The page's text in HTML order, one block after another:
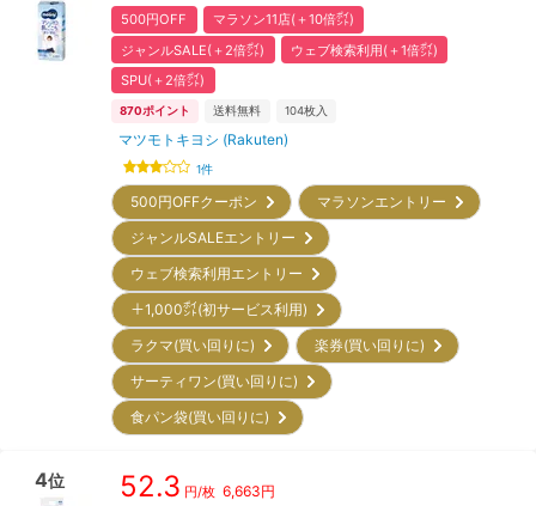
500円OFF
マラソン11店(＋10倍㌽)
ジャンルSALE(＋2倍㌽)
ウェブ検索利用(＋1倍㌽)
SPU(＋2倍㌽)
870ポイント 送料無料 104枚入
マツモトキヨシ (Rakuten)
1件
500円OFFクーポン
マラソンエントリー
ジャンルSALEエントリー
ウェブ検索利用エントリー
＋1,000㌽(初サービス利用)
ラクマ(買い回りに)
楽券(買い回りに)
サーティワン(買い回りに)
食パン袋(買い回りに)
4位 52.3 円/枚 6,663円